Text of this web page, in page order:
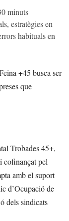
minuts
estratègies en
habituals en
+45 busca ser
que
Trobades 45+,
cofinançat pel
amb el suport
d’Ocupació de
dels sindicats